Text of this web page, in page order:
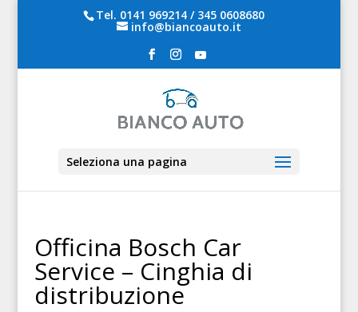
Tel. 0141 969214/ 345 0608680
info@biancoauto.it
Seleziona una pagina
Officina Bosch Car
Service – Cinghia di
distribuzione